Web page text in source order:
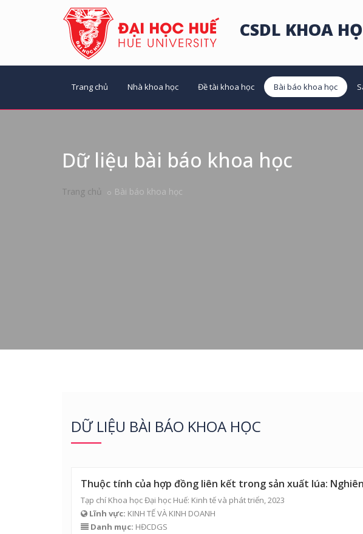
CSDL KHOA
Trang chủ Nhà khoa học Đề tài khoa học Bài báo khoa học
Dữ liệu bài báo khoa học
Trang chủ Bài báo khoa học
DỮ LIỆU BÀI BÁO KHOA HỌC
Thuộc tính của hợp đồng liên kết trong sản xuất lúa:
Tạp chí Khoa học Đại học Huế: Kinh tế và phát triển, 2023
Lĩnh vực: KINH TẾ VÀ KINH DOANH
Danh mục: HĐCDGS